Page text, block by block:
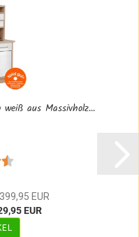
aus Massivholz...
EUR
EUR